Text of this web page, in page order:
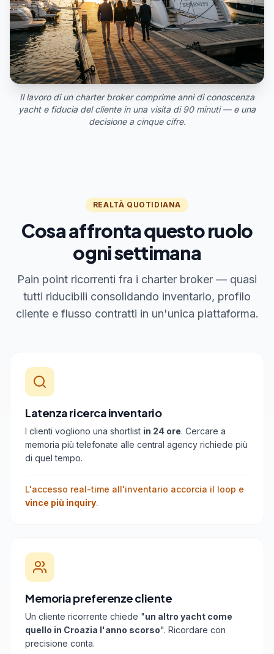
Il lavoro di un charter broker comprime anni di conoscenza
yacht e fiducia del cliente in una visita di 90 minuti — e una
decisione a cinque cifre.
REALTÀ QUOTIDIANA
Cosa affronta questo ruolo
ogni settimana
Pain point ricorrenti fra i charter broker — quasi
tutti riducibili consolidando inventario, profilo
cliente e flusso contratti in un'unica piattaforma.
Latenza ricerca inventario
I clienti vogliono una shortlist in 24 ore. Cercare a
memoria più telefonate alle central agency richiede più
di quel tempo.
L'accesso real-time all'inventario accorcia il loop e
vince più inquiry.
Memoria preferenze cliente
Un cliente ricorrente chiede "un altro yacht come
quello in Croazia l'anno scorso". Ricordare con
precisione conta.